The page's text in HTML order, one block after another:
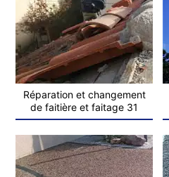
Réparation et changement
de faitière et faitage 31